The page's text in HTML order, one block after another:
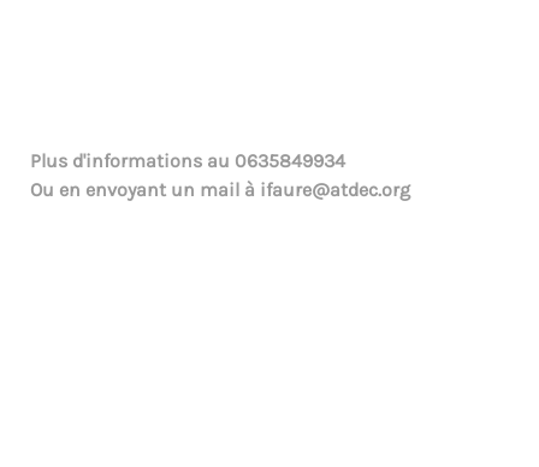
Plus d'informations au 0635849934
Ou en envoyant un mail à ifaure@atdec.org